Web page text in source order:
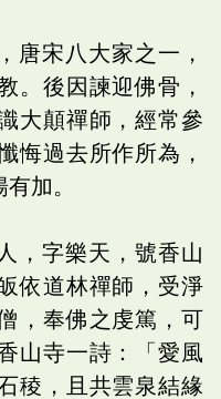
唐宋八大家之一，
。後因諫迎佛骨，
大顛禪師，經常參
悔過去所作所為，
加。
，字樂天，號香山
依道林禪師，受淨
，奉佛之虔篤，可
山寺一詩：「愛風
稜，且共雲泉結緣